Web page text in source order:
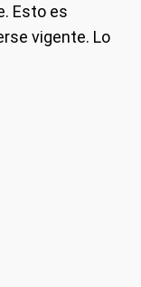
Esto es
vigente. Lo